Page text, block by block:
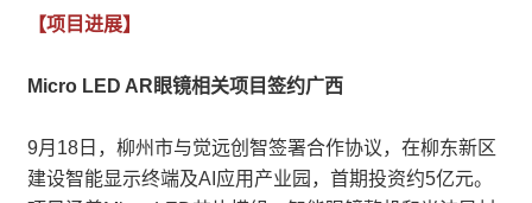
【项目进展】
Micro LED AR眼镜相关项目签约广西
9月18日，柳州市与觉远创智签署合作协议，在柳东新区
建设智能显示终端及AI应用产业园，首期投资约5亿元。